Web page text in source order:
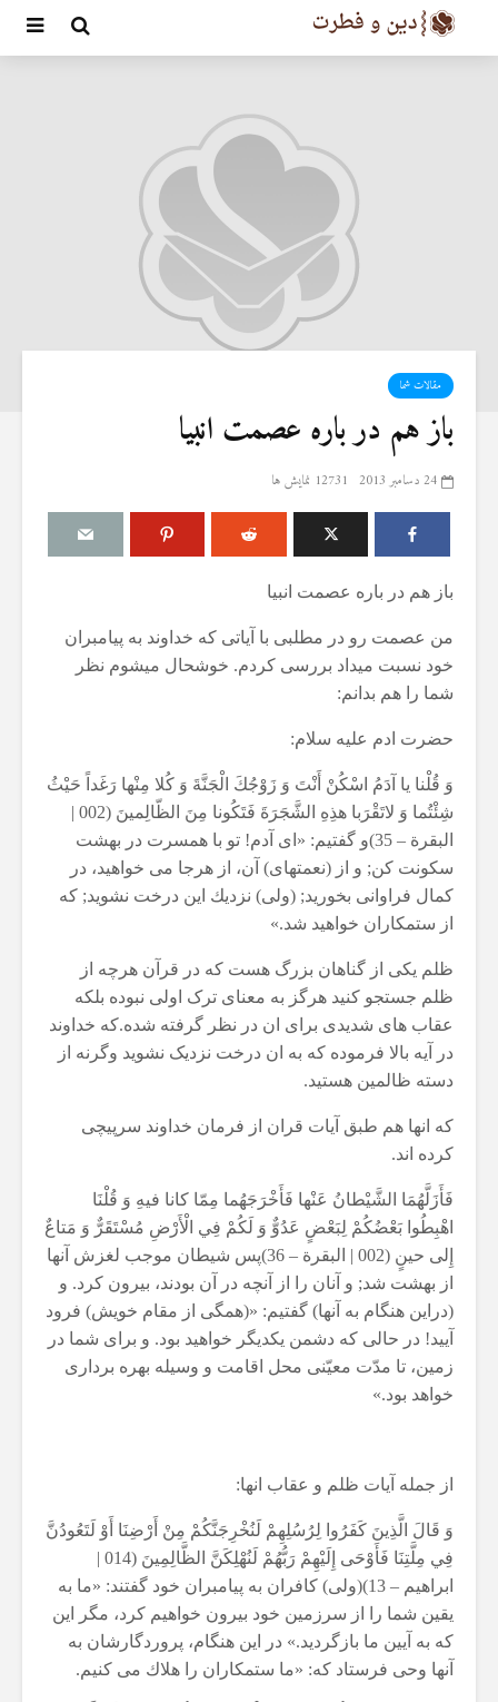
مقالات شما
باز هم در باره عصمت انبیا
24 دسامبر 2013 12731 نمایش ها
باز هم در باره عصمت انبیا
من عصمت رو در مطلبی با آیاتی که خداوند به پیامبران
خود نسبت میداد بررسی کردم. خوشحال میشوم نظر
شما را هم بدانم:
حضرت ادم علیه سلام:
وَ قُلْنا يا آدَمُ اسْكُنْ أَنْتَ وَ زَوْجُكَ الْجَنَّةَ وَ كُلا مِنْها رَغَداً حَيْثُ
شِئْتُما وَ لاتَقْرَبا هذِهِ الشَّجَرَةَ فَتَكُونا مِنَ الظّالِمينَ (002 |
البقرة – 35)و گفتيم: «اى آدم! تو با همسرت در بهشت
سكونت كن; و از (نعمتهاى) آن، از هرجا مى خواهيد، در
كمال فراوانى بخوريد; (ولى) نزديك اين درخت نشويد; كه
از ستمكاران خواهيد شد.»
ظلم یکی از گناهان بزرگ هست که در قرآن هرچه از
ظلم جستجو کنید هرگز به معنای ترک اولی نبوده بلکه
عقاب های شدیدی برای ان در نظر گرفته شده.که خداوند
در آیه بالا فرموده که به ان درخت نزدیک نشوید وگرنه از
دسته ظالمین هستید.
که انها هم طبق آیات قران از فرمان خداوند سرپیچی
کرده اند.
فَأَزَلَّهُمَا الشَّيْطانُ عَنْها فَأَخْرَجَهُما مِمّا كانا فيهِ وَ قُلْنَا
اهْبِطُوا بَعْضُكُمْ لِبَعْضٍ عَدُوٌّ وَ لَكُمْ فِي الْأَرْضِ مُسْتَقَرٌّ وَ مَتاعٌ
إِلى حينٍ (002 | البقرة – 36)پس شيطان موجب لغزش آنها
از بهشت شد; و آنان را از آنچه در آن بودند، بيرون كرد. و
(دراين هنگام به آنها) گفتيم: «(همگى از مقام خويش) فرود
آييد! در حالى كه دشمن يكديگر خواهيد بود. و براى شما در
زمين، تا مدّت معيّنى محل اقامت و وسيله بهره بردارى
خواهد بود.»
از جمله آیات ظلم و عقاب انها:
وَ قَالَ الَّذِينَ كَفَرُوا لِرُسُلِهِمْ لَنُخْرِجَنَّكُمْ مِنْ أَرْضِنَا أَوْ لَتَعُودُنَّ
فِي مِلَّتِنَا فَأَوْحَى إِلَيْهِمْ رَبُّهُمْ لَنُهْلِكَنَّ الظَّالِمِينَ (014 |
ابراهيم – 13)(ولى) كافران به پيامبران خود گفتند: «ما به
يقين شما را از سرزمين خود بيرون خواهيم كرد، مگر اين
كه به آيين ما بازگرديد.» در اين هنگام، پروردگارشان به
آنها وحى فرستاد كه: «ما ستمكاران را هلاك مى كنيم.
مقصود از «کتاب مکنون»
در آیه ۷۸ سوره واقعه
آیا سوراخ کردن کشتی،
کشتن آن نوجوان و ساختن
دیوار، ارتباطی با علم غیبِ
آینده داشت؟
8 جولای 2026
24 نمایش ها
منظور از «وَفق» و حکم
ساختن یا درخواست آن
4 جولای 2026
حكم تلاوت
اهمیت